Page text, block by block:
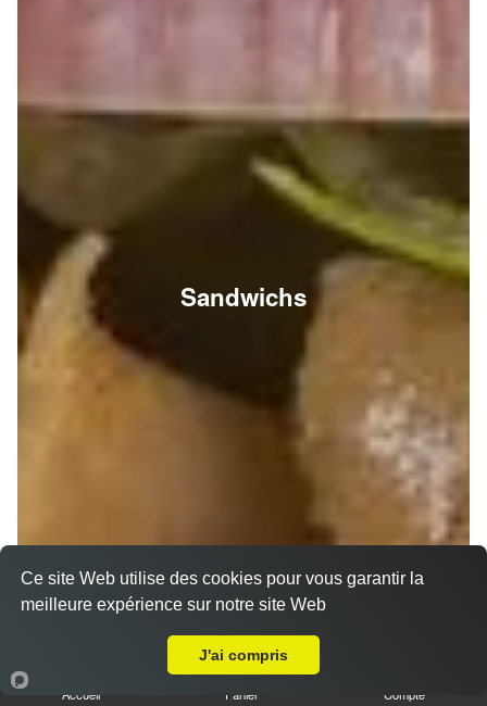
Sandwichs
Accueil Panier Compte
Ce site Web utilise des cookies pour vous garantir la
meilleure expérience sur notre site Web
J'ai compris